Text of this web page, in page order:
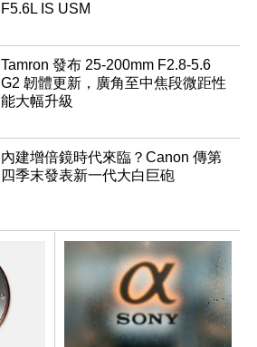
F5.6L IS USM
Tamron 發布 25-200mm F2.8-5.6
G2 韌體更新，廣角至中焦段微距性
能大幅升級
內建增倍鏡時代來臨？Canon 傳第
四季末發表新一代大白巨砲